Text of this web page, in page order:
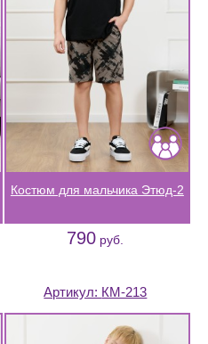
Костюм для мальчика Этюд-2
790 руб.
Артикул: КМ-213